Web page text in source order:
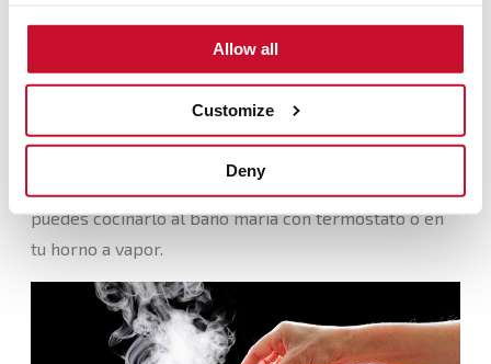
Allow all
Customize
Deny
La técnica de la cocción
cocinar entre 65° y 85°. Una vez envasado el alimento,
puedes cocinarlo al baño maría con termostato o en
tu horno a vapor.